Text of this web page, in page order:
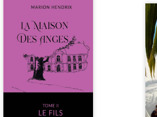
Nous sommes en 1979, soit 15
patriarche Anatole-Eustache.
La famille devra affronter non
seulement un inconnu qui rôde
autour du domaine et dont
Firmin, le fidèle majordome,
redoute les visites, le passé
encombrant d’Anatole-
Eustache, la malédiction
familiale, mais aussi la toute-
puissance de Gauthier. Mais
comment dompter cet enfant
avant qu’il ...
Au
eux,